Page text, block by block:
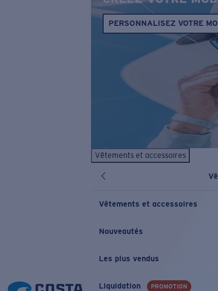
PERSONNALISEZ VOTRE
Vêtements et accessoires
Vêtements et accessoires
Nouveautés
Les plus vendus
Liquidation PROMOTION